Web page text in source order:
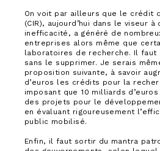
On voit par ailleurs que le crédit
(CIR), aujourd’hui dans le viseur à
inefficacité, a généré de
entreprises alors même que
laboratoires de recherche. Il
sans le supprimer. Je serais
proposition suivante, à savoir
d’euros les crédits pour la
imposant que 10 milliards
des projets pour le
en évaluant rigoureusement
public mobilisé.
Enfin, il faut sortir du mantra